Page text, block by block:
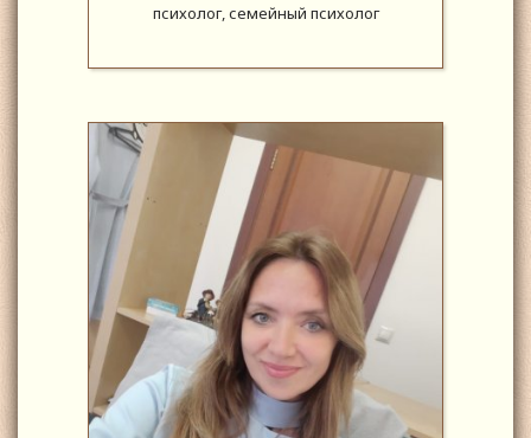
психолог, семейный психолог